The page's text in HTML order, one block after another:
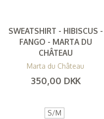
SWEATSHIRT - HIBISCUS -
FANGO - MARTA DU
CHÂTEAU
Marta du Château
350,00 DKK
S/M